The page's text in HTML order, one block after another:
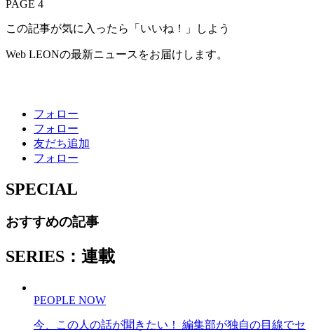
PAGE 4
この記事が気に入ったら「いいね！」しよう
Web LEONの最新ニュースをお届けします。
フォロー
フォロー
友だち追加
フォロー
SPECIAL
おすすめの記事
SERIES：連載
PEOPLE NOW
今、この人の話が聞きたい！ 編集部が独自の目線でセ